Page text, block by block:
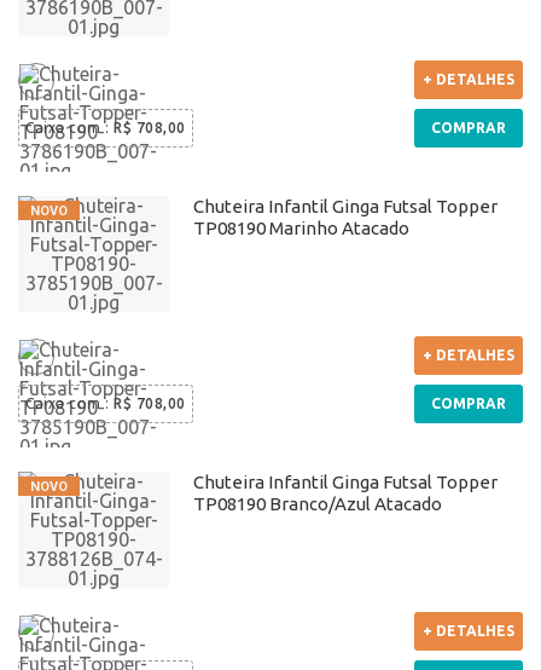
Caixa com: R$ 708,00
+ DETALHES
COMPRAR
Chuteira Infantil Ginga Futsal Topper
TP08190 Marinho Atacado
Caixa com: R$ 708,00
+ DETALHES
COMPRAR
Chuteira Infantil Ginga Futsal Topper
TP08190 Branco/Azul Atacado
+ DETALHES